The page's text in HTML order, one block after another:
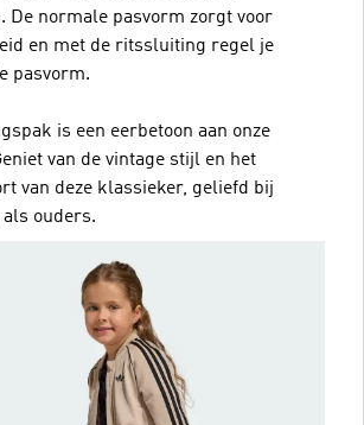
De normale pasvorm zorgt voor
en met de ritssluiting regel je
pasvorm.
is een eerbetoon aan onze
van de vintage stijl en het
van deze klassieker, geliefd bij
ouders.